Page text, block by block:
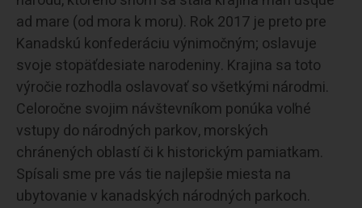
ad mare (od mora k moru). Rok 2017 je preto pre
Kanadskú konfederáciu výnimočným; oslavuje
svoje stopäťdesiate narodeniny. Krajina sa toto
výročie rozhodla oslavovať so všetkými národmi.
Celoročne svojim návštevníkom ponúka voľné
vstupy do národných parkov, morských
chránených oblastí či k historickým pamiatkam.
Spísali sme pre vás tie najlepšie miesta na
ubytovanie v kanadských národných parkoch.